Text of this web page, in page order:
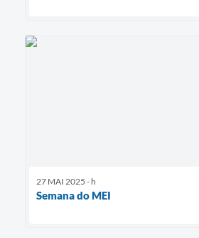
27 MAI 2025 - h
Semana do MEI